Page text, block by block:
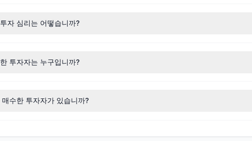
입니다.
자 심리는 어떻습니까?
투자자는 누구입니까?
수한 투자자가 있습니까?